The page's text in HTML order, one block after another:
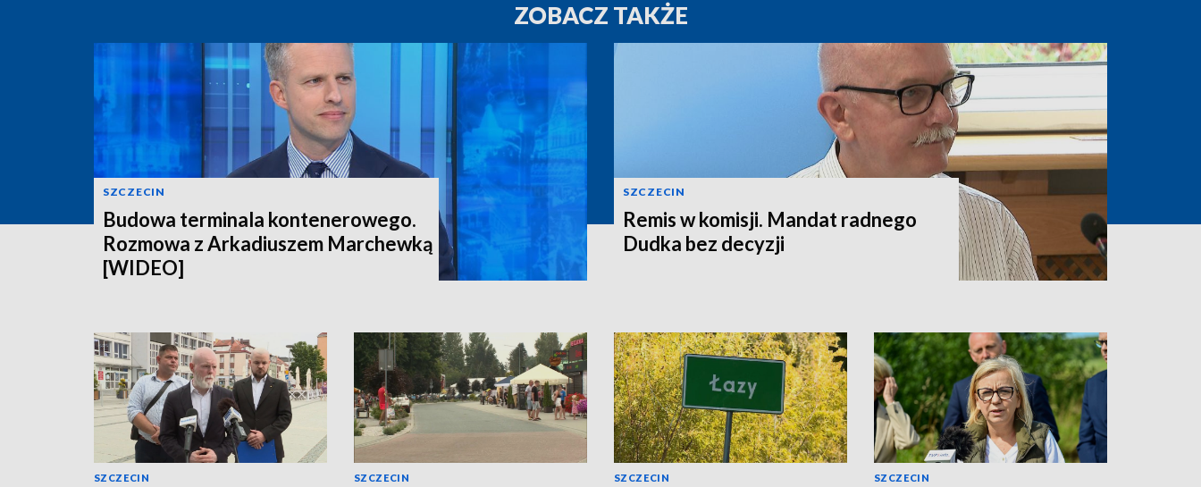
ZOBACZ TAKŻE
SZCZECIN
Budowa terminala kontenerowego.
Rozmowa z Arkadiuszem Marchewką
[WIDEO]
SZCZECIN
Remis w komisji. Mandat radnego
Dudka bez decyzji
SZCZECIN SZCZECIN SZCZECIN SZCZECIN